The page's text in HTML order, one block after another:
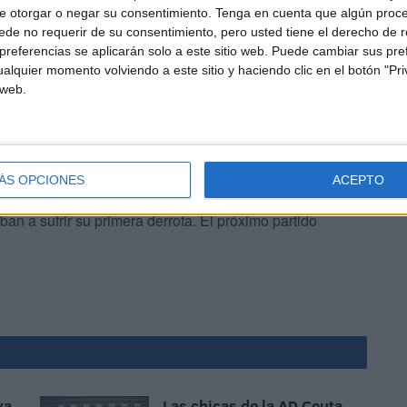
otorgar o negar su consentimiento. Tenga en cuenta que algún
no requerir de su consentimiento, pero usted tiene el derecho de
se aplicarán solo a este sitio web. Puede cambiar sus
momento volviendo a este sitio y haciendo clic en el botón
OPCIONES ACEPTO
para intentar conseguir, al menos, el empate en el
hasta los instantes finales cuando iban a conseguir
a sufrir su primera derrota. El próximo partido